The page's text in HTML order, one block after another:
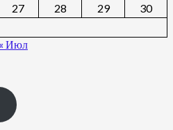
27 28 29
30
« Июл